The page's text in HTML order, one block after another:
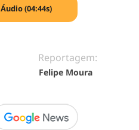
Áudio (04:44s)
Reportagem:
Felipe Moura